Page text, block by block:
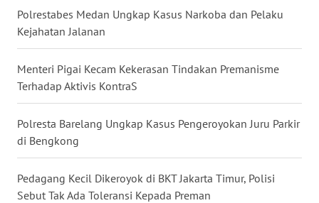
Polrestabes Medan Ungkap Kasus Narkoba dan Pelaku
Kejahatan Jalanan
Menteri Pigai Kecam Kekerasan Tindakan Premanisme
Terhadap Aktivis KontraS
Polresta Barelang Ungkap Kasus Pengeroyokan Juru Parkir
di Bengkong
Pedagang Kecil Dikeroyok di BKT Jakarta Timur, Polisi
Sebut Tak Ada Toleransi Kepada Preman
WN
BABEL
WN
SUMBAR
WN
SUMSEL
WN
BENGKULU